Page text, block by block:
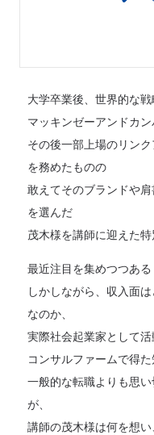
大学卒業後、世界的な戦
マッキンゼーアンドカン
その後一部上場のリン
を務めたものの
敢えてそのブランドや
を選んだ
茂木様を講師に迎えた特
最近注目を集めつつある
しかしながら、収入面
なのか、
実際社会起業家として活
コンサルファームで得
一般的な転職よりも思
が、
講師の茂木様は何を想い